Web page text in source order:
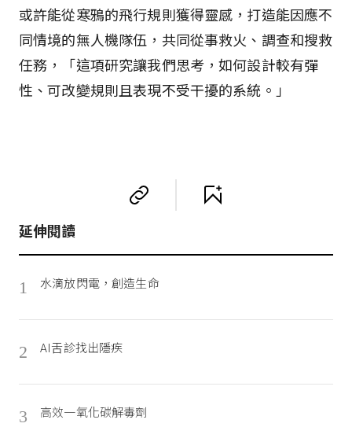
或許能從寒鴉的飛行規則獲得靈感，打造能因應不
同情境的無人機隊伍，共同從事救火、調查和搜救
任務，「這項研究讓我們思考，如何設計較有彈
性、可改變規則且表現不受干擾的系統。」
延伸閱讀
1 水滴放閃電，創造生命
2 AI舌診找出隱疾
3 高效一氧化碳解毒劑